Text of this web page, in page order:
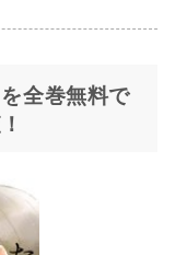
全巻無料で